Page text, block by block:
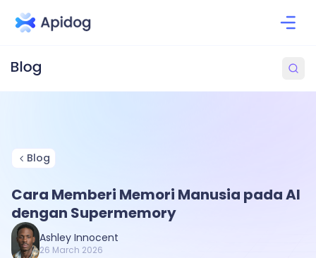
Blog
Cara Memberi Memori Manusia pada AI
dengan Supermemory
Ashley Innocent
26 March 2026